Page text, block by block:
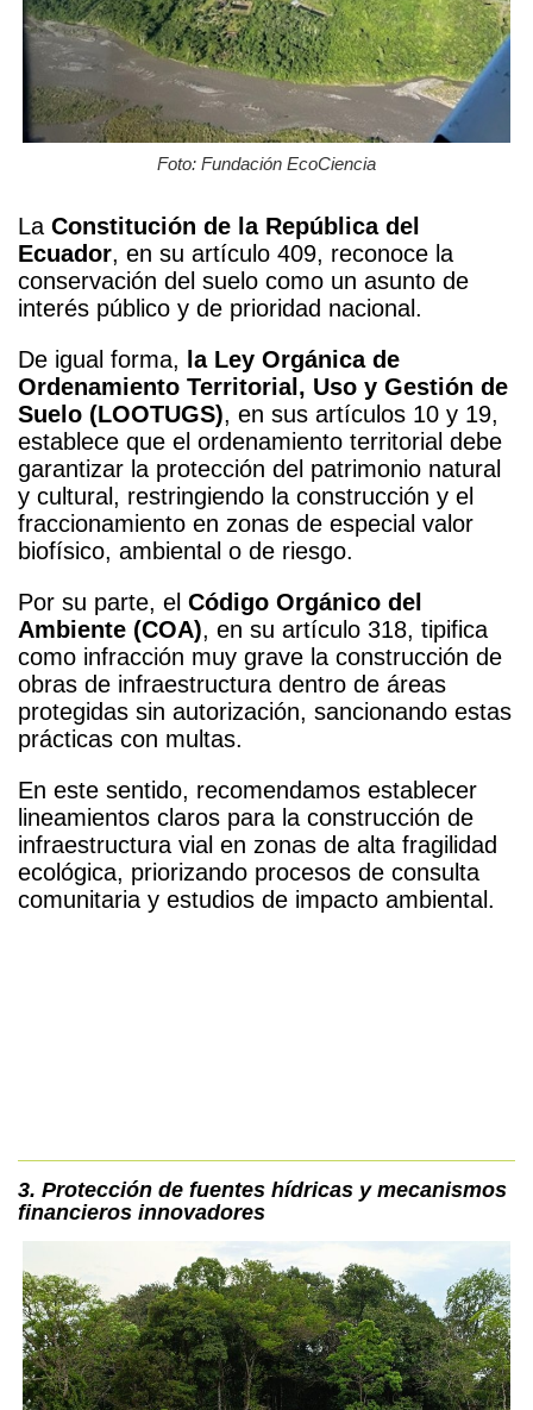
Foto: Fundación EcoCiencia
La Constitución de la República del
Ecuador, en su artículo 409, reconoce la
conservación del suelo como un asunto de
interés público y de prioridad nacional.
De igual forma,
la Ley Orgánica de
Ordenamiento Territorial, Uso y Gestión de
Suelo (LOOTUGS), en sus artículos 10 y 19,
establece que el ordenamiento territorial debe
garantizar la protección del patrimonio natural
y cultural, restringiendo la construcción y el
fraccionamiento en zonas de especial valor
biofísico, ambiental o de riesgo.
Por su parte, el Código Orgánico del
Ambiente (COA), en su artículo 318, tipifica
como infracción muy grave la construcción de
obras de infraestructura dentro de áreas
protegidas sin autorización, sancionando estas
prácticas con multas.
En este sentido, recomendamos establecer
lineamientos claros para la construcción de
infraestructura vial en zonas de alta fragilidad
ecológica, priorizando procesos de consulta
comunitaria y estudios de impacto ambiental.
3. Protección de fuentes hídricas y mecanismos
financieros innovadores